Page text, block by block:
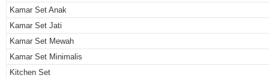
Kamar Set Anak
Kamar Set Jati
Kamar Set Mewah
Kamar Set Minimalis
Kitchen Set